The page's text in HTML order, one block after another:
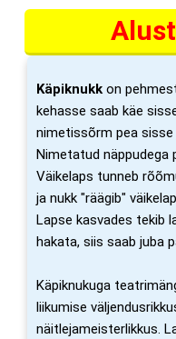
Käpiknukk on
kehasse saab käe
nimetissõrm pea sisse
Nimetatud näppudega
Väikelaps tunneb
ja nukk "räägib"
Lapse kasvades tekib
hakata, siis saab juba
Käpiknukuga
liikumise
näitlejameisterlikkus.